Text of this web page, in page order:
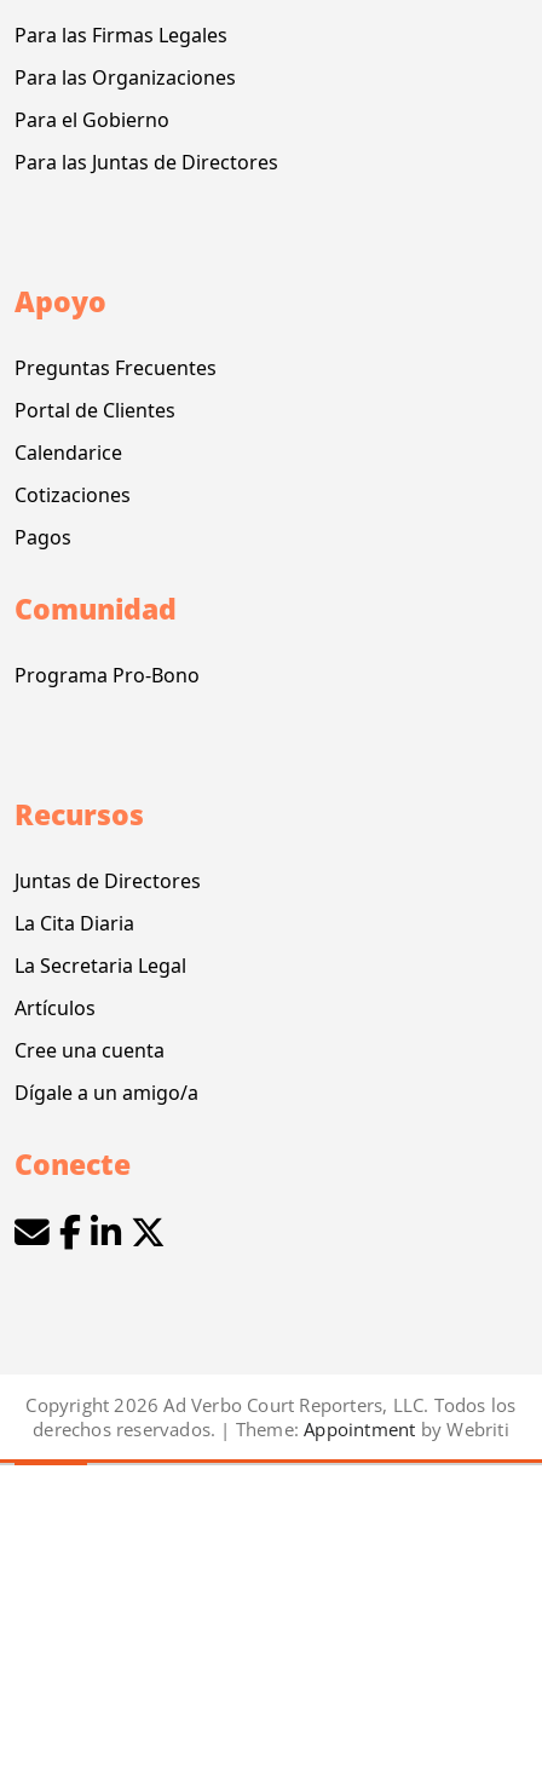
Para las Firmas Legales
Para las Organizaciones
Para el Gobierno
Para las Juntas de Directores
Apoyo
Preguntas Frecuentes
Portal de Clientes
Calendarice
Cotizaciones
Pagos
Comunidad
Programa Pro-Bono
Recursos
Juntas de Directores
La Cita Diaria
La Secretaria Legal
Artículos
Cree una cuenta
Dígale a un amigo/a
Conecte
Copyright 2026 Ad Verbo Court Reporters, LLC. Todos los
derechos reservados. | Theme: Appointment by Webriti